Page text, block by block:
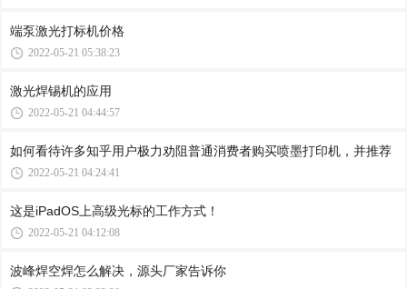
端泵激光打标机价格
2022-05-21 05:38:23
激光焊锡机的应用
2022-05-21 04:44:57
如何看待许多知乎用户极力劝阻普通消费者购买喷墨打印机，并推荐
2022-05-21 04:24:41
这是iPadOS上高级光标的工作方式！
2022-05-21 04:12:08
波峰焊空焊怎么解决，源头厂家告诉你